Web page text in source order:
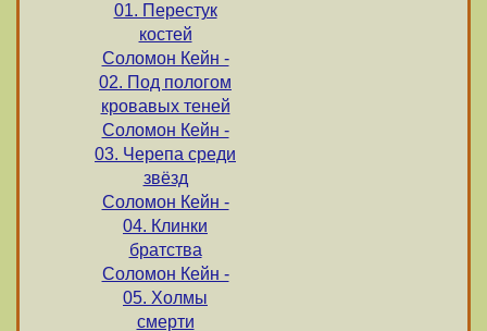
01. Перестук
костей
Соломон Кейн -
02. Под пологом
кровавых теней
Соломон Кейн -
03. Черепа среди
звёзд
Соломон Кейн -
04. Клинки
братства
Соломон Кейн -
05. Холмы
смерти